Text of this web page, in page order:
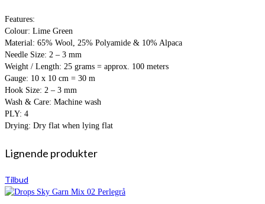
Features:
Colour: Lime Green
Material: 65% Wool, 25% Polyamide & 10% Alpaca
Needle Size: 2 – 3 mm
Weight / Length: 25 grams = approx. 100 meters
Gauge: 10 x 10 cm = 30 m
Hook Size: 2 – 3 mm
Wash & Care: Machine wash
PLY: 4
Drying: Dry flat when lying flat
Lignende produkter
Tilbud